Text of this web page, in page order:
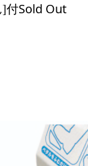
]付Sold Out